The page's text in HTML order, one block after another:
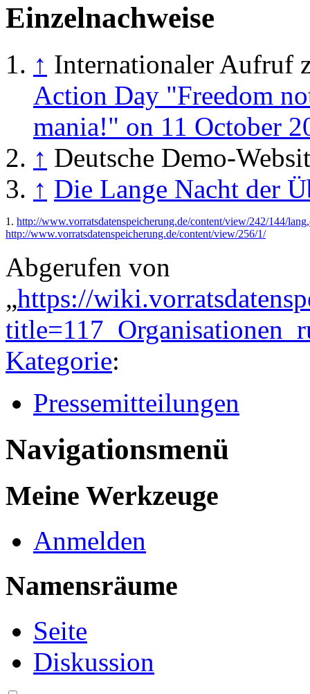
Einzelnachweise
↑ Internationaler Aufruf
Action Day "Freedom
mania!" on 11 October
↑ Deutsche Demo-
↑ Die Lange Nacht der
1. http://www.vorratsdatenspeicherung.de/content/view/242/144/
http://www.vorratsdatenspeicherung.de/content/view/256/1/
Abgerufen von
„https://
Kategorie:
Pressemitteilungen
Navigationsmenü
Meine Werkzeuge
Anmelden
Namensräume
Seite
Diskussion